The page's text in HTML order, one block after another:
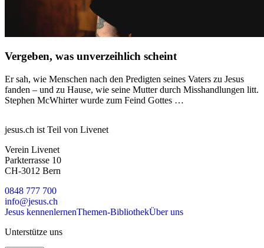
Vergeben, was unverzeihlich scheint
Er sah, wie Menschen nach den Predigten seines Vaters zu Jesus
fanden – und zu Hause, wie seine Mutter durch Misshandlungen litt.
Stephen McWhirter wurde zum Feind Gottes …
jesus.ch ist Teil von Livenet
Verein Livenet
Parkterrasse 10
CH-3012 Bern
0848 777 700
info@jesus.ch
Jesus kennenlernenThemen-BibliothekÜber uns
Unterstütze uns